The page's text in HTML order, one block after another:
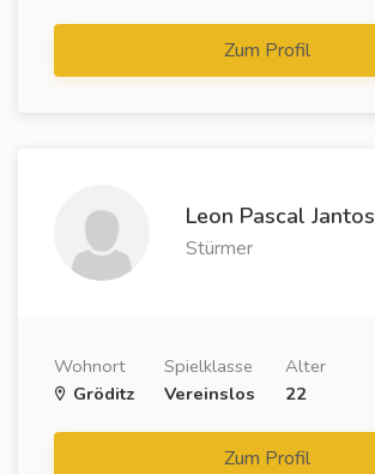
Zum Profil
Leon Pascal Jantos
Stürmer
Wohnort
Gröditz
Spielklasse
Vereinslos
Alter
22
Zum Profil